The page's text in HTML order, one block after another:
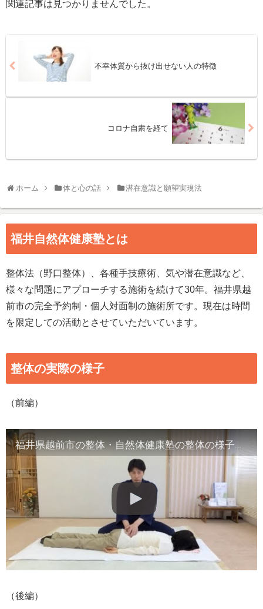
関連記事は見つかりませんでした。
不幸体質から抜け出せない人の特徴
コロナ自粛を経て
ホーム 体と心の話 潜在意識と願望実現法
福井自然体健康塾とは
整体法（野口整体）、各種手技療術、気や潜在意識など、
様々な問題にアプローチする施術を続けて30年。福井県越
前市の完全予約制・個人対面制の施術所です。現在は時間
を限定しての活動とさせていただいています。
整体の実際の様子
（前編）
福井県越前市の整体・自然体健康塾の整体の様子（1）背骨の観察／骨盤他
（後編）